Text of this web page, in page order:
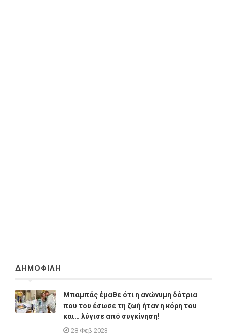
ΔΗΜΟΦΙΛΗ
Μπαμπάς έμαθε ότι η ανώνυμη δότρια
που του έσωσε τη ζωή ήταν η κόρη του
και… λύγισε από συγκίνηση!
28 Φεβ 2023